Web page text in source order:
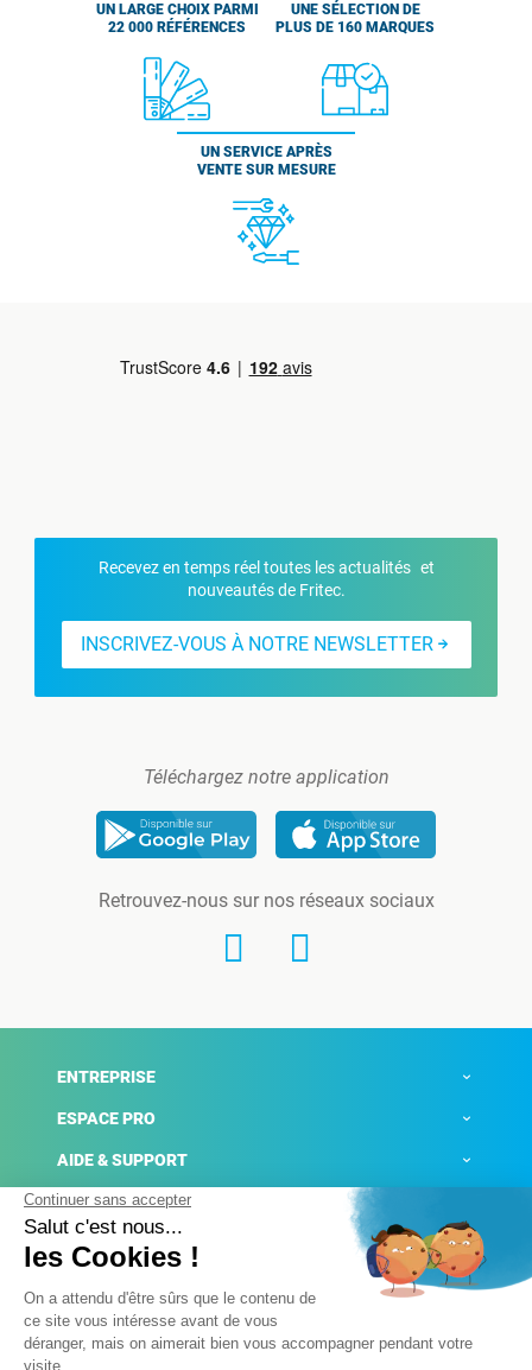
UN LARGE CHOIX PARMI
22 000 RÉFÉRENCES
UNE SÉLECTION DE
PLUS DE 160 MARQUES
UN SERVICE APRÈS
VENTE SUR MESURE
Recevez en temps réel toutes les actualités et
nouveautés de Fritec.
INSCRIVEZ-VOUS À NOTRE NEWSLETTER
Téléchargez notre application
Retrouvez-nous sur nos réseaux sociaux
ENTREPRISE
ESPACE PRO
AIDE & SUPPORT
ACTUALITÉS
Mentions légales